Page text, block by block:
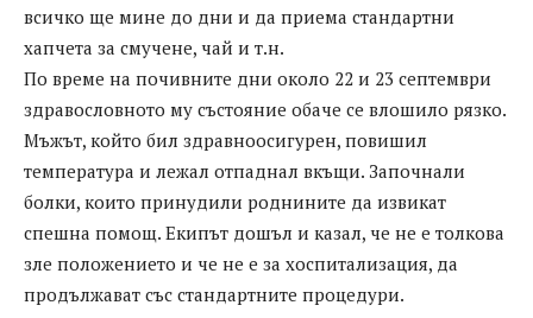
всичко ще мине до дни и да приема стандартни
хапчета за смучене, чай и т.н.
По време на почивните дни около 22 и 23 септември
здравословното му състояние обаче се влошило рязко.
Мъжът, който бил здравноосигурен, повишил
температура и лежал отпаднал вкъщи. Започнали
болки, които принудили роднините да извикат
спешна помощ. Екипът дошъл и казал, че не е толкова
зле положението и че не е за хоспитализация, да
продължават със стандартните процедури.